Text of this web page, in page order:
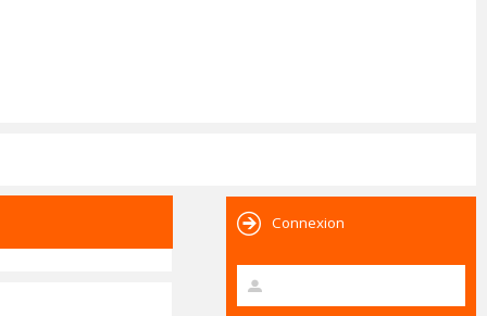
Connexion